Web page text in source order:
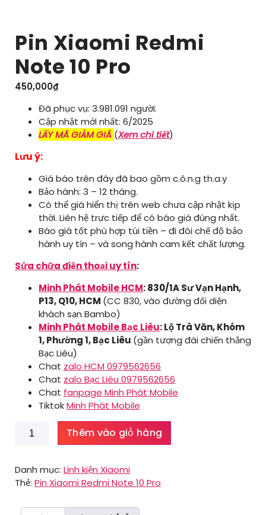
Pin Xiaomi Redmi
Note 10 Pro
450,000₫
Đã phục vụ: 3.981.091 người.
Cập nhật mới nhất: 6/2025
LẤY MÃ GIẢM GIÁ (Xem chi tiết)
Lưu ý:
Giá báo trên đây đã bao gồm c.ô.n.g th.a.y
Bảo hành: 3 – 12 tháng.
Có thể giá hiển thị trên web chưa cập nhật kịp
thời. Liên hệ trực tiếp để có báo giá đúng nhất.
Báo giá tốt phù hợp túi tiền – đi đôi chế độ bảo
hành uy tín – và song hành cam kết chất lượng.
Sửa chữa điện thoại uy tín:
Minh Phát Mobile HCM: 830/1A Sư Vạn Hạnh,
P13, Q10, HCM (CC 830, vào đường đối diện
khách sạn Bambo)
Minh Phát Mobile Bạc Liêu: Lộ Trà Văn, Khóm
1, Phường 1, Bạc Liêu (gần tượng đài chiến thắng
Bạc Liêu)
Chat zalo HCM 0979562656
Chat zalo Bạc Liêu 0979562656
Chat fanpage Minh Phát Mobile
TiktokMinh Phát Mobile
Xiaomi
Note
10
số
Thêm vào giỏ hàng
Danh mục: Linh kiện Xiaomi
Thẻ: Pin Xiaomi Redmi Note 10 Pro